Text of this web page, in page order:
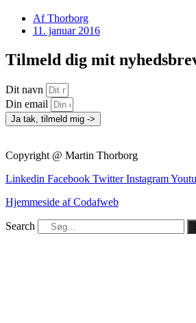
AfThorborg
11. januar 2016
Tilmeld dig mit
Dit navn
Din email
Ja tak, tilmeld mig ->
Copyright @ Martin Thorborg
Linkedin Facebook Twitter Instagram
Hjemmeside af Codafweb
Search